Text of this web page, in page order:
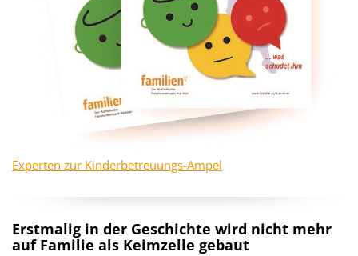
Experten zur Kinderbetreuungs-Ampel
Erstmalig in der Geschichte wird nicht mehr
auf Familie als Keimzelle gebaut